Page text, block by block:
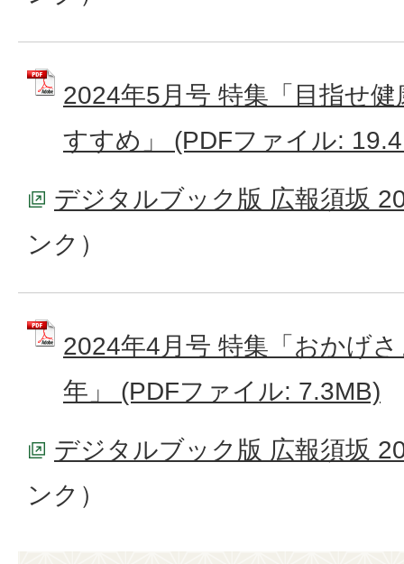
2024年5月号 特集「目指せ
すすめ」 (PDFファイル:
デジタルブック版 広報須坂
ンク）
2024年4月号 特集「おかげ
年」 (PDFファイル: 7.3MB)
デジタルブック版 広報須坂
ンク）